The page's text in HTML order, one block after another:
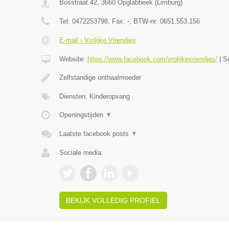
Bosstraat 42, 3660 Opglabbeek(Limburg)
Tel: 0472253798, Fax: -, BTW-nr: 0651.553.156
E-mail › Vrolijke Vriendjes
Website: https://www.facebook.com/vrolijkevriendjes/|
Zelfstandige onthaalmoeder
Diensten: Kinderopvang
Openingstijden ▼
Laatste facebook posts ▼
Sociale media:
BEKIJK VOLLEDIG PROFIEL